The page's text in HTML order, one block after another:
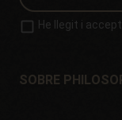
He llegit i
SOBRE